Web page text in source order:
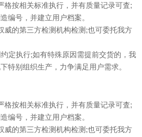
格按相关标准执行，并有质量记录可査;
编号，并建立用户档案。
威的第三方检测机构检测;也可委托我方
定执行;如有特殊原因需提前交货的，我
特别组织生产，力争满足用户需求。
格按相关标准执行，并有质量记录可査;
编号，并建立用户档案。
威的第三方检测机构检测;也可委托我方